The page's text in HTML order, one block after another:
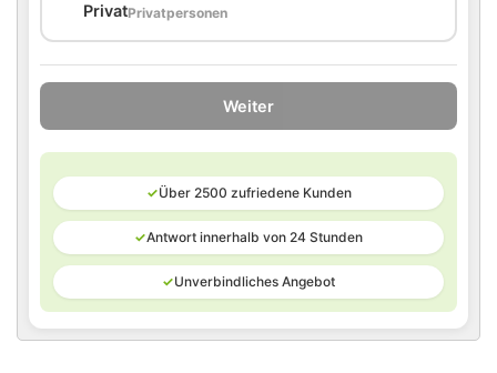
PrivatPrivatpersonen
Weiter
✓Über 2500 zufriedene Kunden
✓Antwort innerhalb von 24 Stunden
✓Unverbindliches Angebot